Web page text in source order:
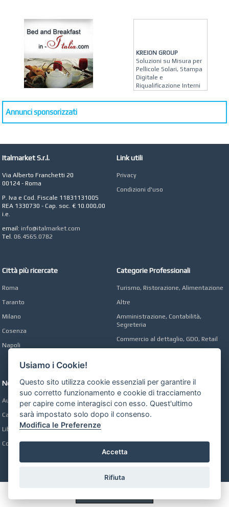
KREION GROUP
Soluzioni su Misura per
Pellicole Solari, Stampa
Digitale e
Riqualificazione Interni
MATERA ARREDI
Giardino a Roma
Commercialista e
Roma
AZIENDA AGRICOLA DI
Annunci sponsorizzati
Italmarket S.r.l.
Via Alberto Franchetti 20
00124 - Roma
P. Iva e Cod. Fiscale 11831131005
REA 1330730 - Cap. soc. € 10.000,00
i.e.
email: info@italmarket.com
Tel. 06.4565.0782
Link utili
Privacy
Condizioni d'uso
Città più ricercate
Roma
Taranto
Milano
Cosenza
Napoli
Categorie Professionali
Turismo, Ristorazione, Alimentazione
Altre
Amministrazione, Contabilità,
Segreteria
Commercio al dettaglio, GDO, Retail
Network
Automobili Online
Case Online
Libri Online
Compravendita
Usiamo i Cookie!
Questo sito utilizza cookie essenziali per garantire il
suo corretto funzionamento e cookie di tracciamento
per capire come interagisci con esso. Quest'ultimo
sarà impostato solo dopo il consenso.
Modifica le Preferenze
Accetta
Rifiuta